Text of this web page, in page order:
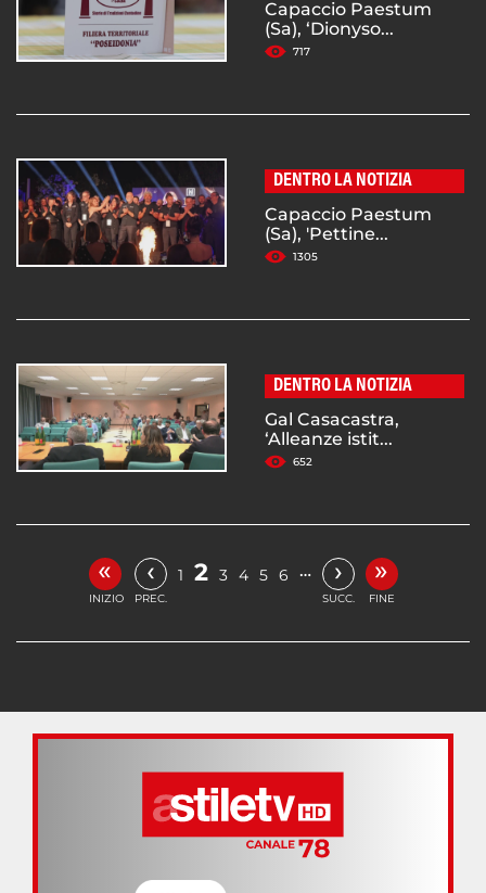
Capaccio Paestum
(Sa), ‘Dionyso...
717
DENTRO LA NOTIZIA
Capaccio Paestum
(Sa), 'Pettine...
1305
DENTRO LA NOTIZIA
Gal Casacastra,
‘Alleanze istit...
652
«
INIZIO
‹
PREC.
1 2 3 4 5 6 … ›
SUCC.
»
FINE